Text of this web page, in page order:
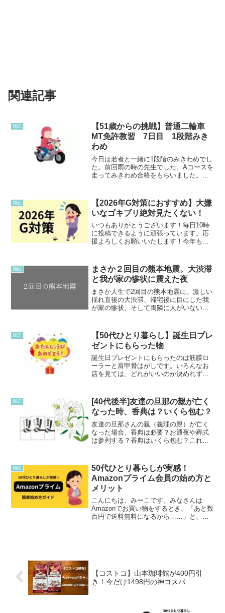
関連記事
雑記
【51歳からの挑戦】普通二輪車
MT免許教習 7日目 1段階みき
わめ
今日は若者と一緒に1段階のみきわめでし
た。前回雨の時の先生でした。Aコースを
走ってみきわめ合格をもらいました。良
近は誰かと一緒に教習ばかりです。みき
わめの時のメモはあ...
雑記
【2026年G対策におすすめ】大嫌
いなゴキブリ絶対見たくない！
いつもありがとうございます！毎日10時
に投稿できるように頑張っています。応
援よろしくお願いいたします！今年も絶
いたゴキブリキャップは捨てて新しいの
と交換します！と...
雑記
まさか２回目の熊本地震。大渋滞
と我が家の惨状に震えた夜
まさか人生で2回目の熊本地震に。激しい
揺れ直後の大渋滞、帰宅後に目にした我
が家の惨状、そして両隣に人がいない中
です。
雑記
【50代ひとり暮らし】誕生日プレ
ゼントにもらった物
誕生日プレゼントにもらったのは筋膜ロ
ーラーと肩甲骨はがしです。いろんなお
店を見ては、どれがいいのか決めれずに
ジすると気持ちが良いのです！固定され
ているローラーは初めて見...
雑記
[40代後半]友達の旦那の親が亡く
なった時、香典は？いくら包む？
友達の旦那さんの親（義理の親）が亡く
なった場合、香典は必要？お通夜や葬式
は参列する？香典はいくら包む？これか
リアルな判断や金額相場を記しておきま
す。
雑記
50代ひとり暮らしが実感！
Amazonプライム会員の始め方と
メリット
こんにちは、みーこです。みなさんは
Amazonでお買い物をするとき、「あと数
百円で送料無料になるから……」と、欲
【コストコ】山本珈琲館が400円引
き！今だけ1498円の神コスパ